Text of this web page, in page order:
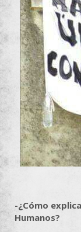
-¿Cómo
Humanos?